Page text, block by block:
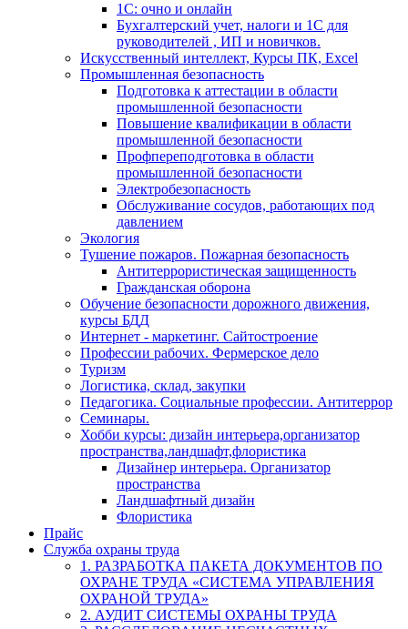
1С: очно и онлайн
Бухгалтерский учет, налоги и 1С для
руководителей , ИП и новичков.
Искусственный интеллект, Курсы ПК, Excel
Промышленная безопасность
Подготовка к аттестации в области
промышленной безопасности
Повышение квалификации в области
промышленной безопасности
Профпереподготовка в области
промышленной безопасности
Электробезопасность
Обслуживание сосудов, работающих под
давлением
Экология
Тушение пожаров. Пожарная безопасность
Антитеррористическая защищенность
Гражданская оборона
Обучение безопасности дорожного движения,
курсы БДД
Интернет - маркетинг. Сайтостроение
Профессии рабочих. Фермерское дело
Туризм
Логистика, склад, закупки
Педагогика. Социальные профессии. Антитеррор
Семинары.
Хобби курсы: дизайн интерьера,организатор
пространства,ландшафт,флористика
Дизайнер интерьера. Организатор
пространства
Ландшафтный дизайн
Флористика
Прайс
Служба охраны труда
1. РАЗРАБОТКА ПАКЕТА ДОКУМЕНТОВ ПО
ОХРАНЕ ТРУДА «СИСТЕМА УПРАВЛЕНИЯ
ОХРАНОЙ ТРУДА»
2. АУДИТ СИСТЕМЫ ОХРАНЫ ТРУДА